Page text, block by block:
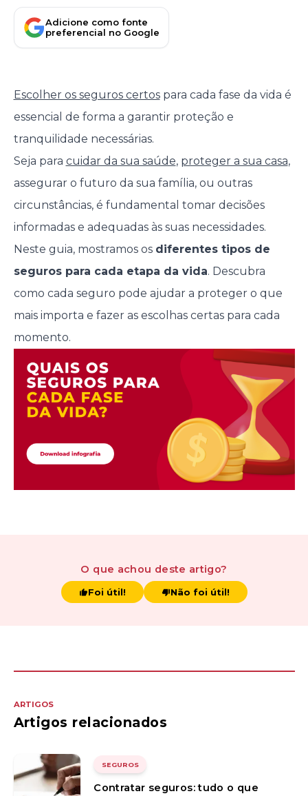
Adicione como fonte
preferencial no Google
Escolher os seguros certospara cada fase da vida é
essencial de forma a garantir proteção e
tranquilidade necessárias.
Seja para cuidar da sua saúde, proteger a sua casa,
assegurar o futuro da sua família, ou outras
circunstâncias, é fundamental tomar decisões
informadas e adequadas às suas necessidades.
Neste guia, mostramos os diferentes tipos de
seguros para cada etapa da vida. Descubra
como cada seguro pode ajudar a proteger o que
mais importa e fazer as escolhas certas para cada
momento.
O que achou deste artigo?
Foi útil! Não foi útil!
ARTIGOS
Artigos relacionados
SEGUROS
Contratar seguros: tudo o que